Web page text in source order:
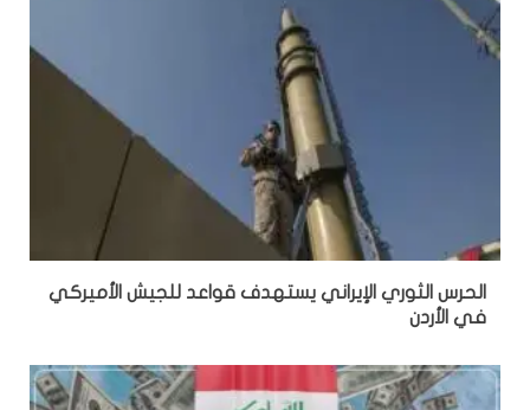
الحرس الثوري الإيراني يستهدف قواعد للجيش الأميركي
في الأردن